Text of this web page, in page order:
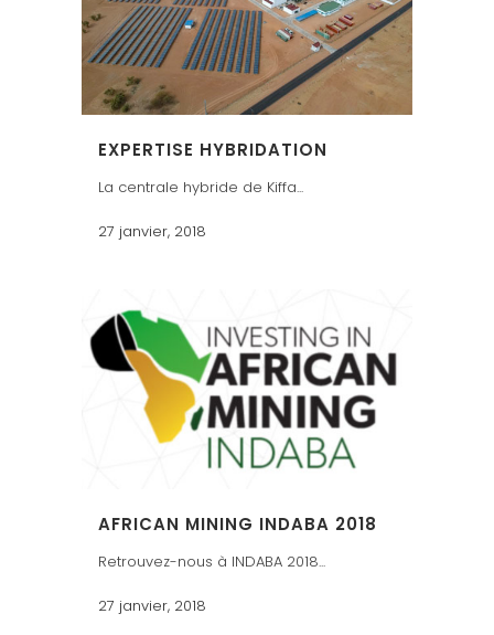
EXPERTISE HYBRIDATION
La centrale hybride de Kiffa...
27 janvier, 2018
AFRICAN MINING INDABA 2018
Retrouvez-nous à INDABA 2018...
27 janvier, 2018